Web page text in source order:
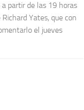
partir de las 19 horas
Yates, que con
el jueves